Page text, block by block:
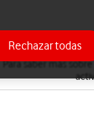
Puedes desviar al
Para saber más
Rechazar todas